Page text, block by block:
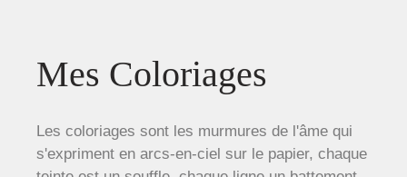
Mes Coloriages
Les coloriages sont les murmures de l'âme qui
s'expriment en arcs-en-ciel sur le papier, chaque